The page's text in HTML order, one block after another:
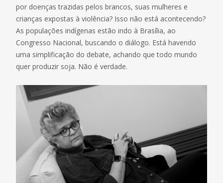
por doenças trazidas pelos brancos, suas mulheres e
crianças expostas à violência? Isso não está acontecendo?
As populações indígenas estão indo à Brasília, ao
Congresso Nacional, buscando o diálogo. Está havendo
uma simplificação do debate, achando que todo mundo
quer produzir soja. Não é verdade.